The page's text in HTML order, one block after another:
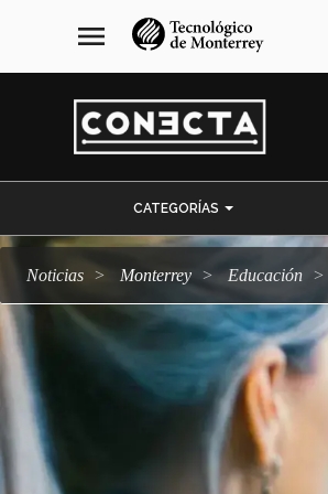
navegación
principal
menu
CATEGORÍAS
Noticias Monterrey Educación